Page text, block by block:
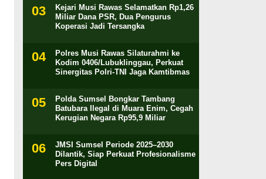
Kejari Musi Rawas Selamatkan Rp1,26
Miliar Dana PSR, Dua Pengurus
Koperasi Jadi Tersangka
Polres Musi Rawas Silaturahmi ke
Kodim 0406/Lubuklinggau, Perkuat
Sinergitas Polri-TNI Jaga Kamtibmas
Polda Sumsel Bongkar Tambang
Batubara Ilegal di Muara Enim, Cegah
Kerugian Negara Rp95,9 Miliar
JMSI Sumsel Periode 2025–2030
Dilantik, Siap Perkuat Profesionalisme
Pers Digital